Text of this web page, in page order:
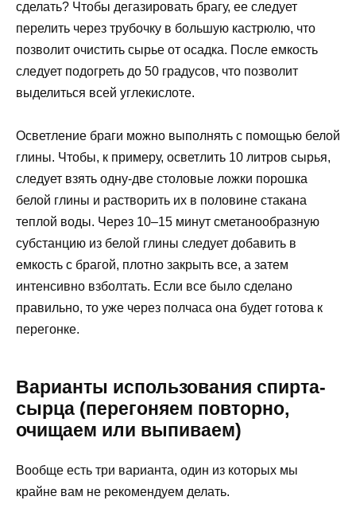
сделать? Чтобы дегазировать брагу, ее следует
перелить через трубочку в большую кастрюлю, что
позволит очистить сырье от осадка. После емкость
следует подогреть до 50 градусов, что позволит
выделиться всей углекислоте.
Осветление браги можно выполнять с помощью белой
глины. Чтобы, к примеру, осветлить 10 литров сырья,
следует взять одну-две столовые ложки порошка
белой глины и растворить их в половине стакана
теплой воды. Через 10–15 минут сметанообразную
субстанцию из белой глины следует добавить в
емкость с брагой, плотно закрыть все, а затем
интенсивно взболтать. Если все было сделано
правильно, то уже через полчаса она будет готова к
перегонке.
Варианты использования спирта-
сырца (перегоняем повторно,
очищаем или выпиваем)
Вообще есть три варианта, один из которых мы
крайне вам не рекомендуем делать.